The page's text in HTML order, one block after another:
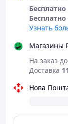
Бесплатно
Бесплатно
Узнать
Магазины
На заказ
Доставка
Нова